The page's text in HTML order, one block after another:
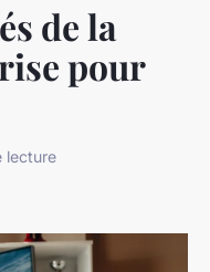
de la
pour
lecture